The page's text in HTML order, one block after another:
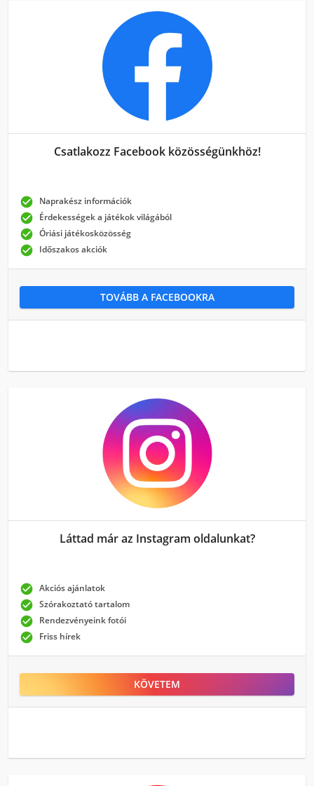
Csatlakozz Facebook közösségünkhöz!
 Naprakész információk
 Érdekességek a játékok világából
 Óriási játékosközösség
 Időszakos akciók
TOVÁBB A FACEBOOKRA
Láttad már az Instagram oldalunkat?
 Akciós ajánlatok
 Szórakoztató tartalom
 Rendezvényeink fotói
 Friss hírek
KÖVETEM